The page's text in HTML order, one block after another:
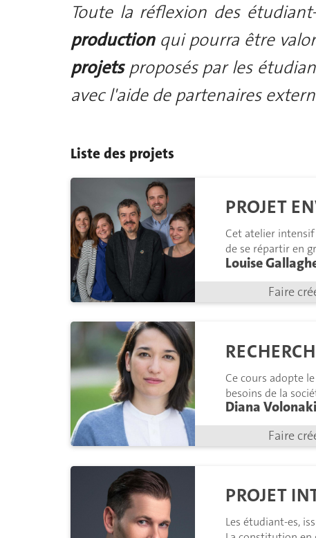
Toute la réflexion des
production qui pourra être
projets proposés par les
avec l'aide de partenaires
Liste des projets
PROJET
Louise
Faire
Cet atelier
de se répartir en
techniques.
Diana
Faire
Ce cours adopte
besoins de la
et présentent
PROJET
Les étudiant-es,